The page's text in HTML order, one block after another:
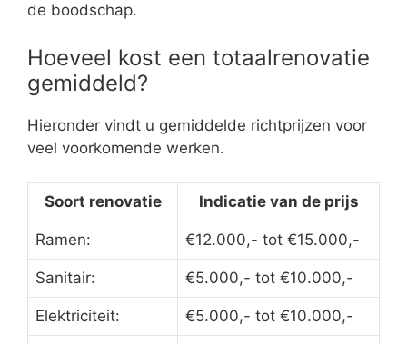
de boodschap.
Hoeveel kost een totaalrenovatie
gemiddeld?
Hieronder vindt u gemiddelde richtprijzen voor
veel voorkomende werken.
Soort renovatie Indicatie van de prijs
Ramen: €12.000,- tot €15.000,-
Sanitair: €5.000,- tot €10.000,-
Elektriciteit: €5.000,- tot €10.000,-